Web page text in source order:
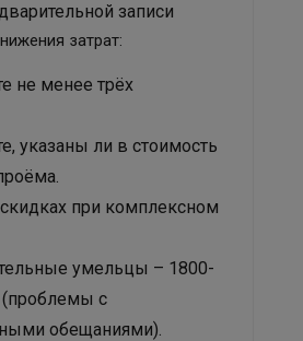
записи
затрат:
не менее трёх
указаны ли в стоимость
при комплексном
умельцы – 1800-
(проблемы с
обещаниями).